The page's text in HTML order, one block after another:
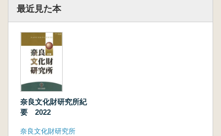
最近見た本
奈良文化財研究所紀
要 2022
奈良文化財研究所